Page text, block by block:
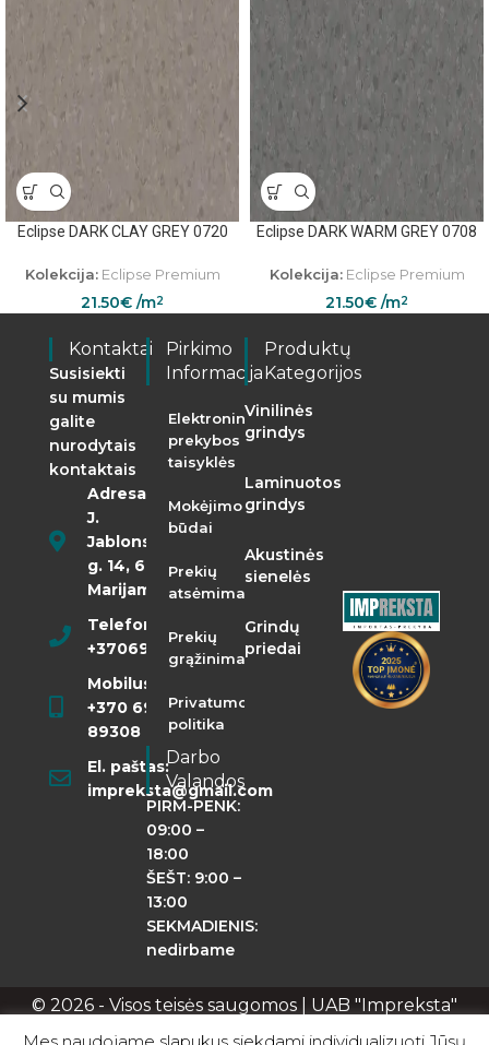
Eclipse DARK CLAY GREY 0720
Kolekcija:Eclipse Premium
21.50€ /m2
Eclipse DARK WARM GREY 0708
Kolekcija:Eclipse Premium
21.50€ /m2
Kontaktai
Susisiekti
su mumis
galite
nurodytais
kontaktais
Adresas:
J.
Jablonskio
g. 14, 68290
Marijampolė
Telefonas:
+37069855400
Mobilusis:
+370 698
89308
El. paštas:
impreksta@gmail.com
Pirkimo
Informacija
Elektroninės
prekybos
taisyklės
Mokėjimo
būdai
Prekių
atsėmimas
Prekių
grąžinimas
Privatumo
politika
Darbo
Valandos
PIRM-PENK:
09:00 –
18:00
ŠEŠT: 9:00 –
13:00
SEKMADIENIS:
nedirbame
Produktų
Kategorijos
Vinilinės
grindys
Laminuotos
grindys
Akustinės
sienelės
Grindų
priedai
© 2026 - Visos teisės saugomos | UAB "Impreksta"
Apie mus Kontaktai Privatumo politika